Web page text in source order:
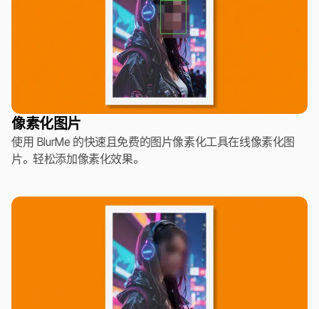
像素化图片
使用 BlurMe 的快速且免费的图片像素化工具在线像素化图
片。轻松添加像素化效果。